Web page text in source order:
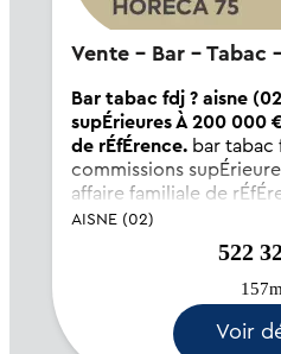
Vente - Bar - Tabac
Bar tabac fdj ? aisne
supÉrieures À 200 000
de rÉfÉrence.bar tabac
commissions
affaire familiale de
le département de
familiale de bar tabac
sérieux et bénéficiant
AISNE (02)
522
Voir